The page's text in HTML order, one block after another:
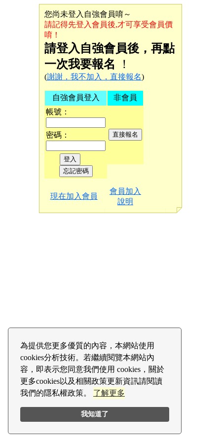
為提供您更多優質的內容，本網站使用
cookies分析技術。若繼續閱覽本網站內
容，即表示您同意我們使用 cookies，關於
更多cookies以及相關政策更新資訊請閱讀
我們的隱私權政策。 了解更多
我知道了
您尚未登入自強會員唷～
請記得先登入會員後,才可享受會員價
唷！
請登入自強會員後，再點
一次我要報名
！
(謝謝，我不加入，直接報名)
自強會員登入
帳號：
密碼：
非會員
現在加入會員
會員加入
說明